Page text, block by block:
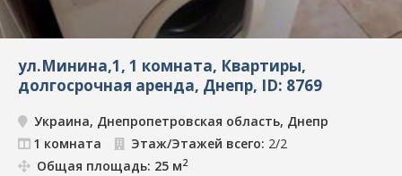
ул.Минина,1, 1 комната, Квартиры,
долгосрочная аренда, Днепр, ID: 8769
Украина, Днепропетровская область, Днепр
1 комната
Этаж/Этажей всего: 2/2
Общая площадь: 25 м2